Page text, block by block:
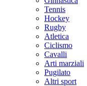
Tennis
Hockey
Rugby
Atletica
Ciclismo
Cavalli
Arti marziali
Pugilato
Altri sport